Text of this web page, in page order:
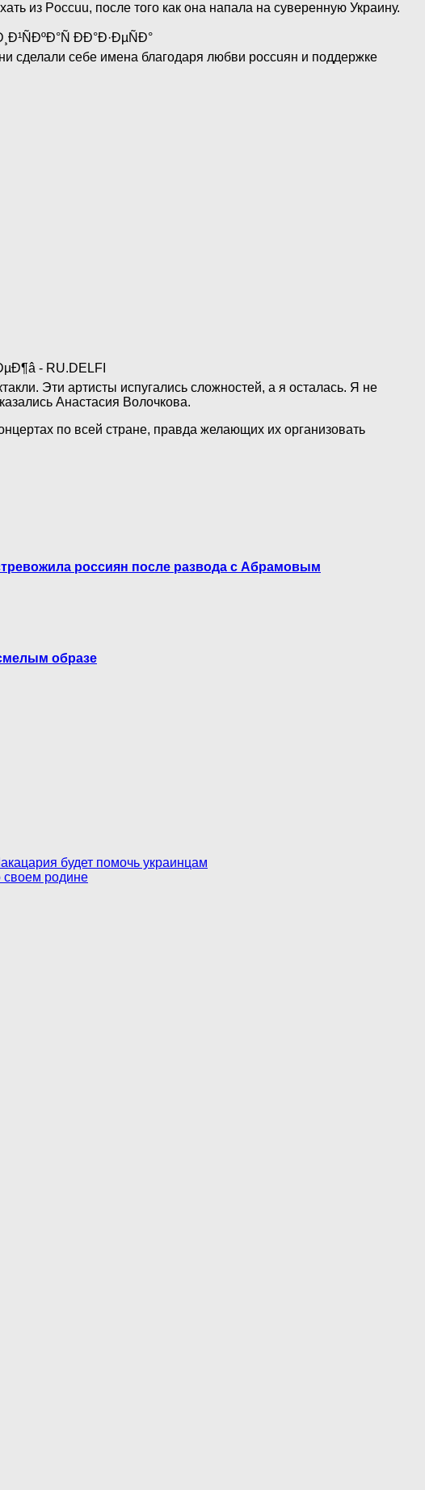
из Poccuu, после того как она напала на суверенную Украину.
сделали себе имена благодаря любви poccuян и поддержке
Эти артисты испугались сложностей, а я осталась. Я не
Анастасия Волочкова.
по всей стране, правда желающих их организовать
россиян после развода с Абрамовым
образе
будет помочь украинцам
своем родине